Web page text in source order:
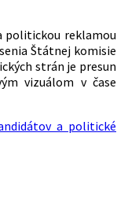
politickou reklamou
Štátnej komisie
strán je presun
vizuálom v čase
a politické